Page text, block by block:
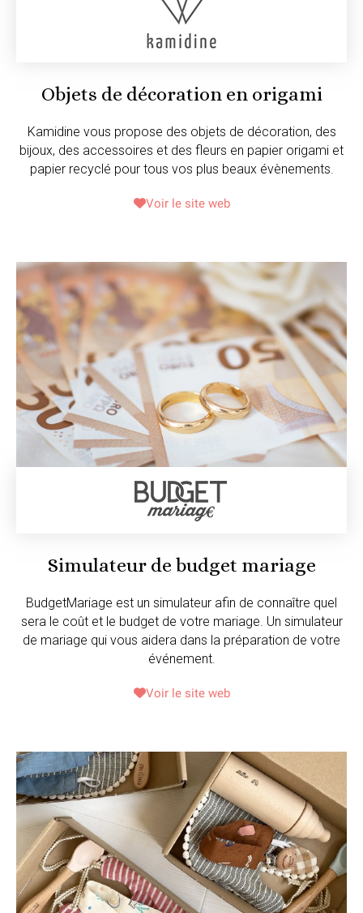
Objets de décoration en origami
Kamidine vous propose des objets de décoration, des
bijoux, des accessoires et des fleurs en papier origami et
papier recyclé pour tous vos plus beaux évènements.
Voir le site web
Simulateur de budget mariage
BudgetMariage est un simulateur afin de connaître quel
sera le coût et le budget de votre mariage. Un simulateur
de mariage qui vous aidera dans la préparation de votre
événement.
Voir le site web